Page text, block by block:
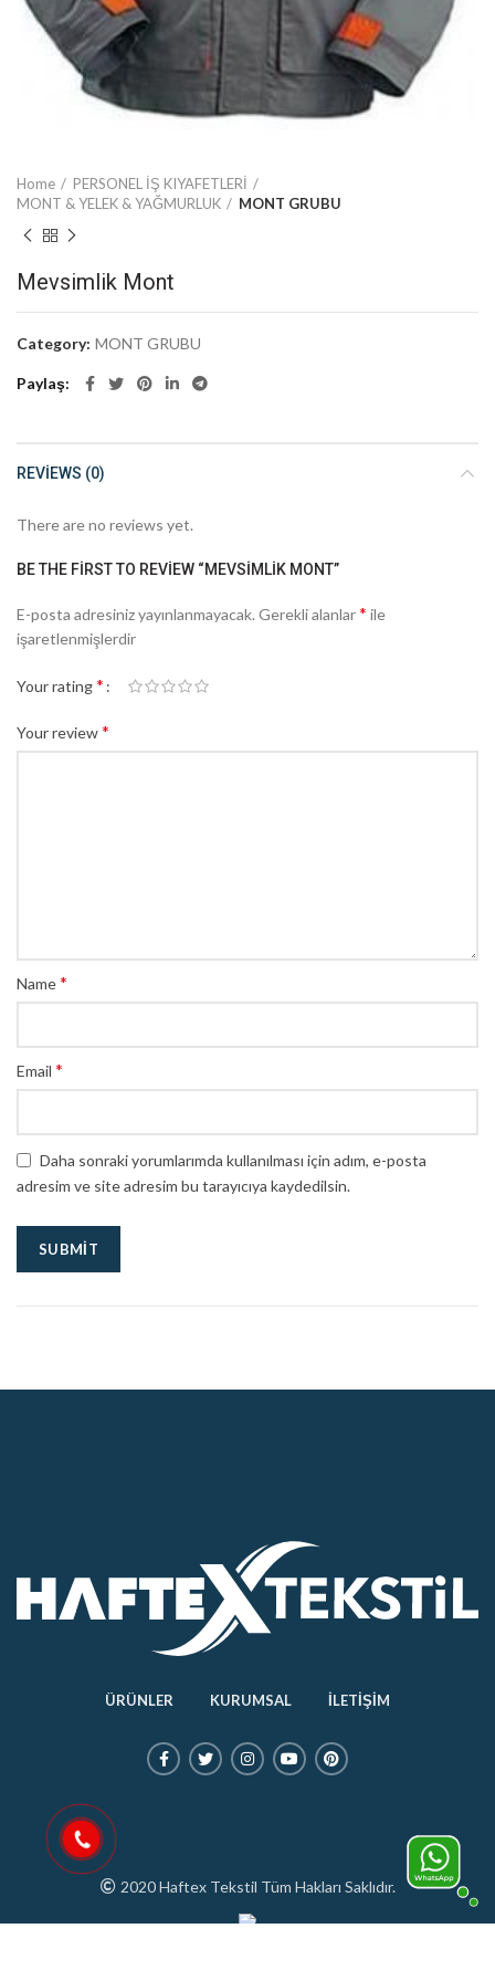
Home
PERSONEL İŞ KIYAFETLERİ
MONT & YELEK & YAĞMURLUK
MONT GRUBU
Mevsimlik Mont
Category: MONT GRUBU
Paylaş
REVIEWS (0)
There are no reviews yet.
BE THE FIRST TO REVIEW “MEVSIMLIK MONT”
E-posta adresiniz yayınlanmayacak. Gerekli alanlar* ile
işaretlenmişlerdir
Your rating*
Your review*
Name*
Email *
Daha sonraki yorumlarımda kullanılması için adım, e-posta
adresim ve site adresim bu tarayıcıya kaydedilsin.
ÜRÜNLER KURUMSAL İLETİŞİM
2020 Haftex Tekstil Tüm Hakları Saklıdır.